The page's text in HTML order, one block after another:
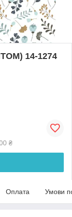
14-1274
₴
Оплата Умови